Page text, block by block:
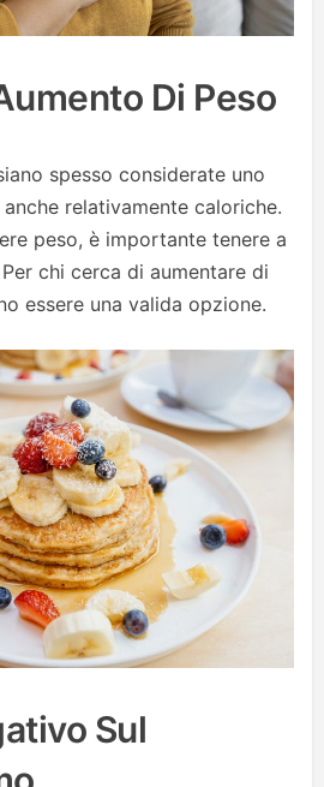
Di Peso
spesso considerate uno
relativamente caloriche.
peso, è importante tenere a
chi cerca di aumentare di
essere una valida opzione.
Sul